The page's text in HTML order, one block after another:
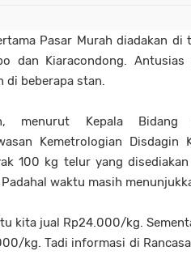
Pasar Murah diadakan di
dan Kiaracondong.
di beberapa stan.
menurut Kepala Bidang
Kemetrologian Disdagin
100 kg telur yang
waktu masih
kita jual Rp24.000/kg.
kg. Tadi informasi di